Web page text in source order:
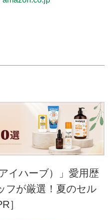
イハーブ）」愛用歴
フが厳選！夏のセル
］